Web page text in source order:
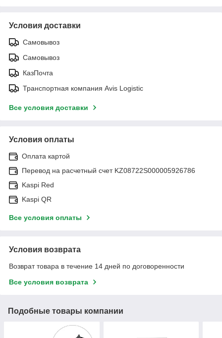
Условия доставки
Самовывоз
Самовывоз
КазПочта
Транспортная компания Avis Logistic
Все условия доставки
Условия оплаты
Оплата картой
Перевод на расчетный счет KZ08722S000005926786
Kaspi Red
Kaspi QR
Все условия оплаты
Условия возврата
Возврат товара в течение 14 дней по договоренности
Все условия возврата
Подобные товары компании